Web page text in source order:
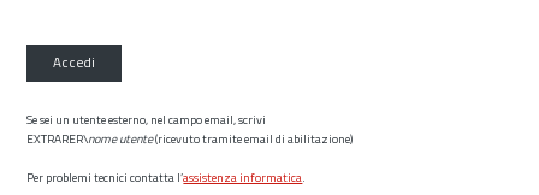
Accedi
Se sei un utente esterno, nel campo email, scrivi
EXTRARER\nome utente(ricevuto tramite email di abilitazione)
Per problemi tecnici contatta l’assistenza informatica.